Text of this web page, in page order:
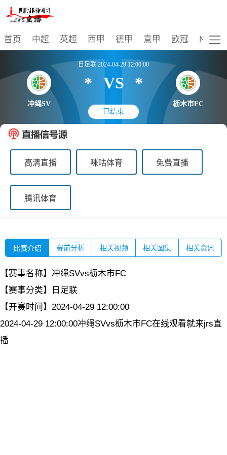
首页 中超 英超 西甲 德甲 意甲 欧冠 NBA
冲绳SV
日足联 2024-04-29 12:00:00
* VS *
已结束
枥木市FC
高清直播 咪咕体育 免费直播
腾讯体育
比赛介绍 赛前分析 相关视频 相关图集 相关资讯
【赛事名称】 冲绳SVvs枥木市FC
【赛事分类】
日足联
【开赛时间】 2024-04-29 12:00:00
2024-04-29 12:00:00冲绳SVvs枥木市FC在线观看就来jrs直
播